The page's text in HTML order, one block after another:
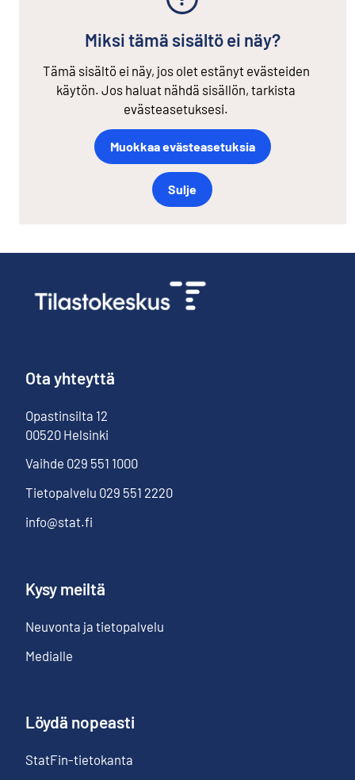
Miksi tämä sisältö ei näy?
Tämä sisältö ei näy, jos olet estänyt evästeiden
käytön. Jos haluat nähdä sisällön, tarkista
evästeasetuksesi.
Muokkaa evästeasetuksia
Sulje
Ota yhteyttä
Opastinsilta 12
00520 Helsinki
Vaihde 029 551 1000
Tietopalvelu 029 551 2220
info@stat.fi
Kysy meiltä
Neuvonta ja tietopalvelu
Medialle
Löydä nopeasti
StatFin-tietokanta